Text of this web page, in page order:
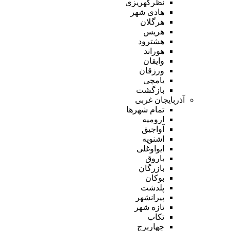
نظرکهریزی
هادی شهر
هرگلان
هریس
هشترود
هوراند
وایقان
ورزقان
یامچی
بازگشت
آذربایجان غربی
تمام شهر‌ها
ارومیه
آواجیق
اشنویه
ایواوغلی
باروق
بازرگان
بوکان
پلدشت
پیرانشهر
تازه شهر
تکاب
چهاربرج